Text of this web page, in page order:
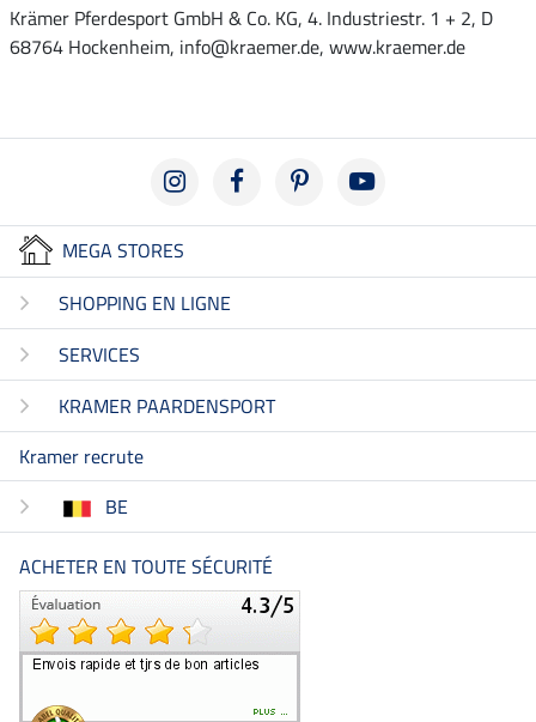
Krämer Pferdesport GmbH & Co. KG, 4. Industriestr. 1 + 2, D
68764 Hockenheim, info@kraemer.de, www.kraemer.de
MEGA STORES
SHOPPING EN LIGNE
SERVICES
KRAMER PAARDENSPORT
Kramer recrute
BE
ACHETER EN TOUTE SÉCURITÉ